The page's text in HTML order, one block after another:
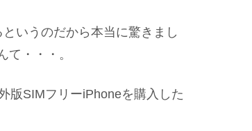
いうのだから本当に驚きまし
・・・。
版SIMフリーiPhoneを購入した